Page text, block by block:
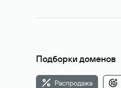
Подборки доменов
Распродажа